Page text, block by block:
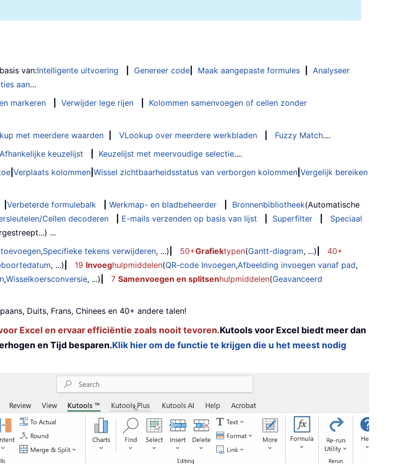
van:Intelligente uitvoering Genereer code Maak aangepaste formules
Analyseer
aan…
markeren Verwijder lege rijen
Kolommen samenvoegen of cellen zonder
met meerdere waarden VLookup over meerdere werkbladen Fuzzy Match....
Afhankelijke keuzelijst Keuzelijst met meervoudige selectie....
Verplaats kolommen Wissel zichtbaarheidsstatus van verborgen kolommen Vergelijk bereiken
Verbeterde formulebalk Werkmap- en bladbeheerder Bronnenbibliotheek(Automatische
Cellen decoderen E-mails verzenden op basis van lijst Superfilter
Speciaal
...
,Specifieke tekens verwijderen, ...) 50+Grafiektypen(Gantt-diagram, ...)
40+
, ...) 19 Invoeghulpmiddelen(QR-code Invoegen,Afbeelding invoegen vanaf pad,
,Wisselkoersconversie, ...) 7 Samenvoegen en splitsenhulpmiddelen(Geavanceerd
Duits, Frans, Chinees en 40+ andere talen!
Excel en ervaar efficiëntie zoals nooit tevoren.Kutools voor Excel biedt meer dan
en Tijd besparen.Klik hier om de functie te krijgen die u het meest nodig